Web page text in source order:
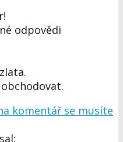
odpovědi
komentář se musíte